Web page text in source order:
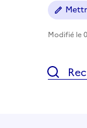
Modifié le